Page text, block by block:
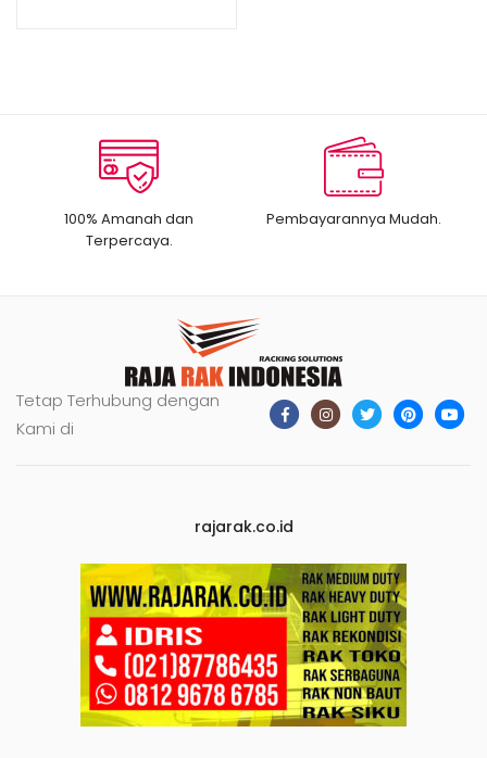
100% Amanah dan
Terpercaya.
Pembayarannya Mudah.
Tetap Terhubung dengan
Kami di
rajarak.co.id